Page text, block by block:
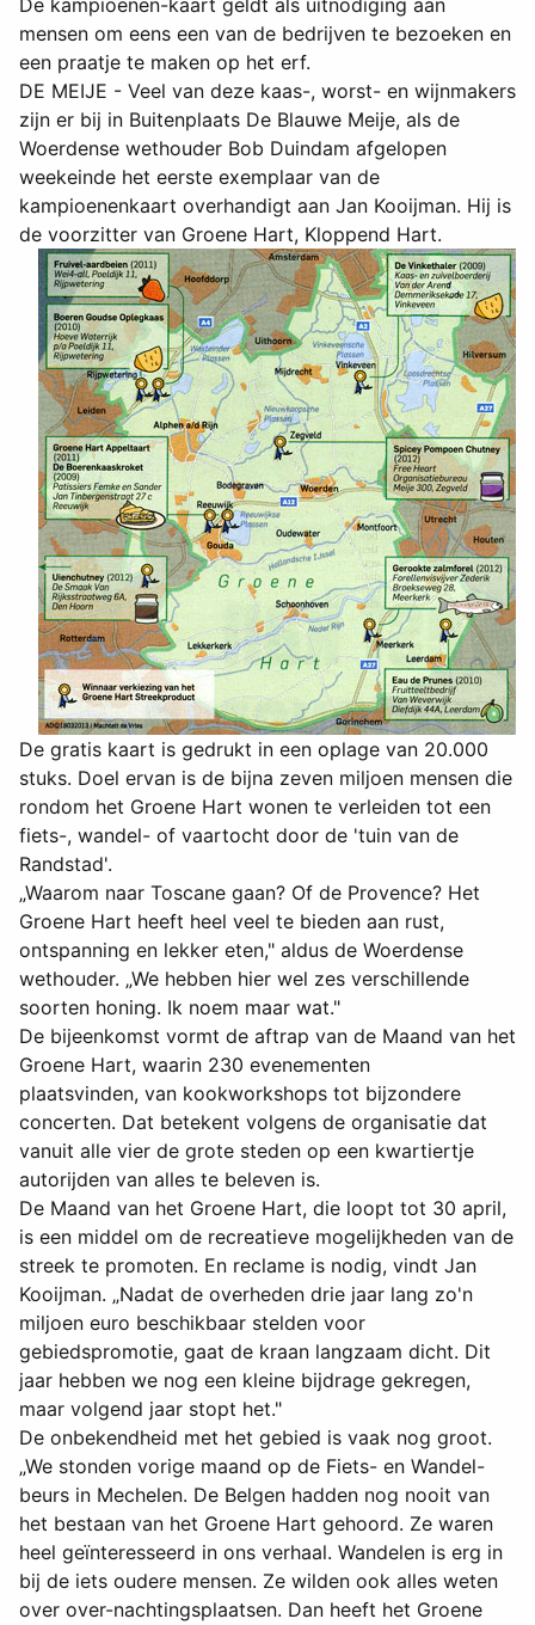
De kampioenen-kaart geldt als uitnodiging aan
mensen om eens een van de bedrijven te bezoeken en
een praatje te maken op het erf.
DE MEIJE - Veel van deze kaas-, worst- en wijnmakers
zijn er bij in Buitenplaats De Blauwe Meije, als de
Woerdense wethouder Bob Duindam afgelopen
weekeinde het eerste exemplaar van de
kampioenenkaart overhandigt aan Jan Kooijman. Hij is
de voorzitter van Groene Hart, Kloppend Hart.
De gratis kaart is gedrukt in een oplage van 20.000
stuks. Doel ervan is de bijna zeven miljoen mensen die
rondom het Groene Hart wonen te verleiden tot een
fiets-, wandel- of vaartocht door de 'tuin van de
Randstad'.
„Waarom naar Toscane gaan? Of de Provence? Het
Groene Hart heeft heel veel te bieden aan rust,
ontspanning en lekker eten," aldus de Woerdense
wethouder. „We hebben hier wel zes verschillende
soorten honing. Ik noem maar wat."
De bijeenkomst vormt de aftrap van de Maand van het
Groene Hart, waarin 230 evenementen
plaatsvinden, van kookworkshops tot bijzondere
concerten. Dat betekent volgens de organisatie dat
vanuit alle vier de grote steden op een kwartiertje
autorijden van alles te beleven is.
De Maand van het Groene Hart, die loopt tot 30 april,
is een middel om de recreatieve mogelijkheden van de
streek te promoten. En reclame is nodig, vindt Jan
Kooijman. „Nadat de overheden drie jaar lang zo'n
miljoen euro beschikbaar stelden voor
gebiedspromotie, gaat de kraan langzaam dicht. Dit
jaar hebben we nog een kleine bijdrage gekregen,
maar volgend jaar stopt het."
De onbekendheid met het gebied is vaak nog groot.
„We stonden vorige maand op de Fiets- en Wandel-
beurs in Mechelen. De Belgen hadden nog nooit van
het bestaan van het Groene Hart gehoord. Ze waren
heel geïnteresseerd in ons verhaal. Wandelen is erg in
bij de iets oudere mensen. Ze wilden ook alles weten
over over-nachtingsplaatsen. Dan heeft het Groene